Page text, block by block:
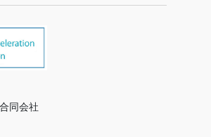
同会社